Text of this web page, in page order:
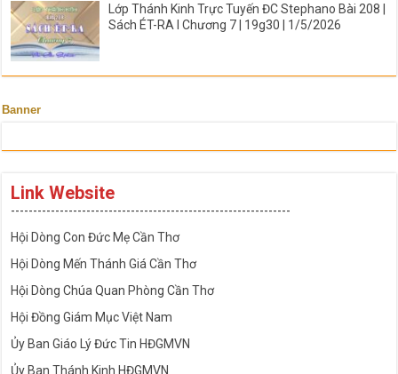
Lớp Thánh Kinh Trực Tuyến ĐC Stephano Bài 208 |
Sách ÉT-RA I Chương 7 | 19g30 | 1/5/2026
Banner
Link Website
---------------------------------------------------------------
Hội Dòng Con Đức Mẹ Cần Thơ
Hội Dòng Mến Thánh Giá Cần Thơ
Hội Dòng Chúa Quan Phòng Cần Thơ
Hội Đồng Giám Mục Việt Nam
Ủy Ban Giáo Lý Đức Tin HĐGMVN
Ủy Ban Thánh Kinh HĐGMVN